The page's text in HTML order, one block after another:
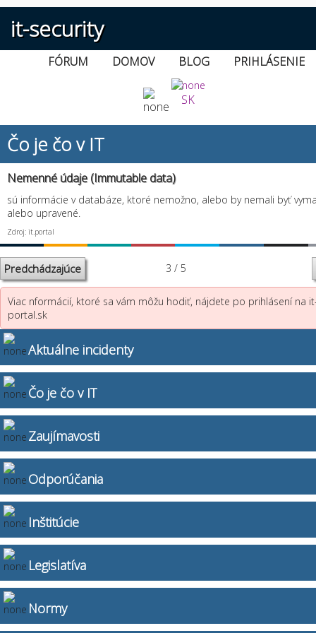
it-security
FÓRUM DOMOV BLOG PRIHLÁSENIE
SK
Čo je čo v IT
Nemenné údaje (Immutable data)
sú informácie v databáze, ktoré nemožno, alebo by nemali byť
alebo upravené.
Zdroj: it.portal
Predchádzajúce 3 / 5
Viac nformácií, ktoré sa vám môžu hodiť, nájdete po prihlásení na
portal.sk
Aktuálne incidenty
Čo je čo v IT
Zaujímavosti
Odporúčania
Inštitúcie
Legislatíva
Normy